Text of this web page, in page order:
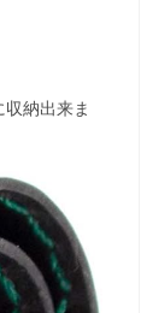
納出来ま